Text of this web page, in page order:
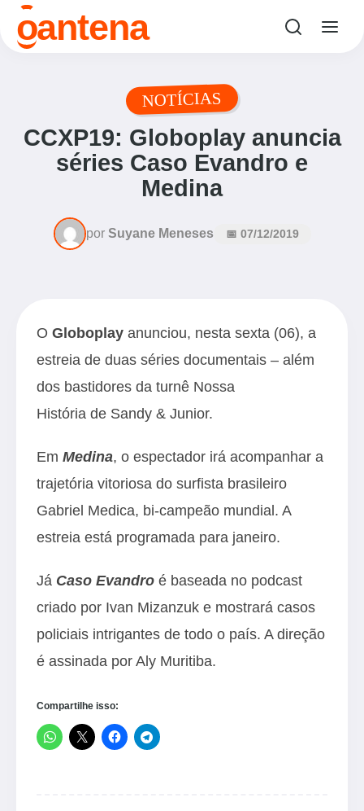
oantena
NOTÍCIAS
CCXP19: Globoplay anuncia
séries Caso Evandro e
Medina
por Suyane Meneses 📅 07/12/2019
O Globoplay anunciou, nesta sexta (06), a
estreia de duas séries documentais – além
dos bastidores da turnê Nossa
História de Sandy & Junior.
Em Medina, o espectador irá acompanhar a
trajetória vitoriosa do surfista brasileiro
Gabriel Medica, bi-campeão mundial. A
estreia está programada para janeiro.
Já Caso Evandro é baseada no podcast
criado por Ivan Mizanzuk e mostrará casos
policiais intrigantes de todo o país. A direção
é assinada por Aly Muritiba.
Compartilhe isso: